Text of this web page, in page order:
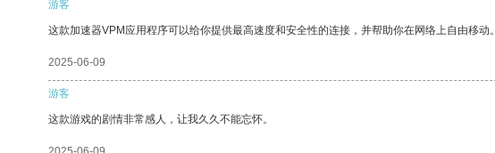
游客
这款加速器VPM应用程序可以给你提供最高速度和安全性的连接，并帮助你在网络上自由移动。
2025-06-09
游客
这款游戏的剧情非常感人，让我久久不能忘怀。